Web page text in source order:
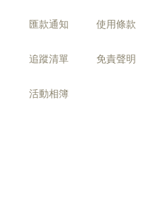
匯款通知
追蹤清單
活動相簿
使用條款
免責聲明